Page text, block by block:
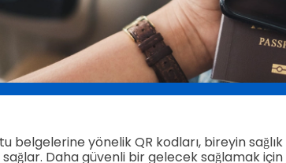
belgelerine yönelik QR kodları, bireyin
sağlar. Daha güvenli bir gelecek sağlamak